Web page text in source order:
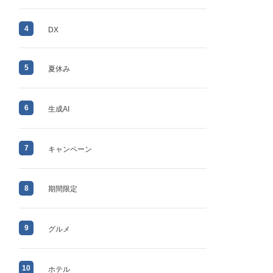
4 DX
5 夏休み
6 生成AI
7 キャンペーン
8 期間限定
9 グルメ
10 ホテル